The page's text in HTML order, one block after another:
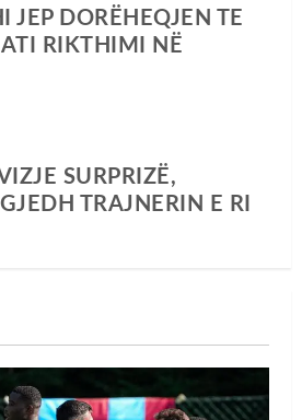
JEP DORËHEQJEN TE
RIKTHIMI NË
SURPRIZË,
TRAJNERIN E RI